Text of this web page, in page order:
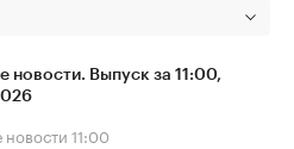
новости. Выпуск за 11:00,
новости11:00